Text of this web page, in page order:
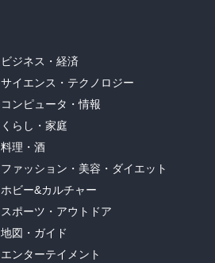
ビジネス・経済
サイエンス・テクノロジー
コンピュータ・情報
くらし・家庭
料理・酒
ファッション・美容・ダイエット
ホビー&カルチャー
スポーツ・アウトドア
地図・ガイド
エンターテイメント